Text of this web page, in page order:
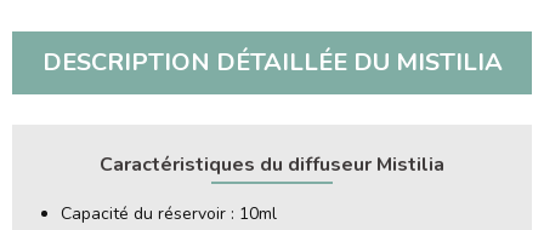
DESCRIPTION DÉTAILLÉE DU MISTILIA
Caractéristiques du diffuseur Mistilia
Capacité du réservoir : 10ml